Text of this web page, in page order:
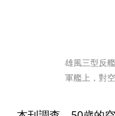
雄風三型反
軍艦上，對